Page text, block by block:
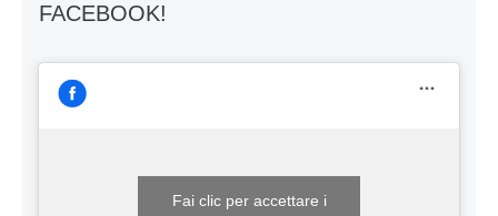
FACEBOOK!
Fai clic per accettare i